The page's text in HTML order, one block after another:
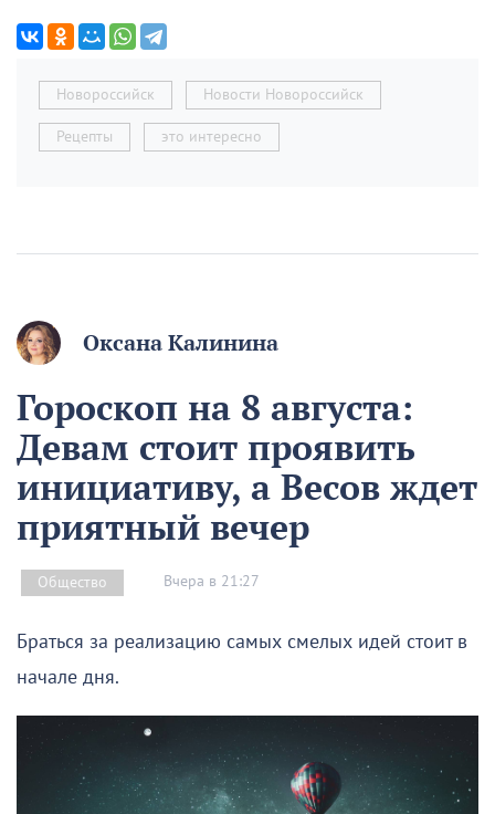
Новороссийск Новости Новороссийск
Рецепты это интересно
Оксана Калинина
Гороскоп на 8 августа:
Девам стоит проявить
инициативу, а Весов ждет
приятный вечер
Общество Вчера в 21:27
Браться за реализацию самых смелых идей стоит в
начале дня.